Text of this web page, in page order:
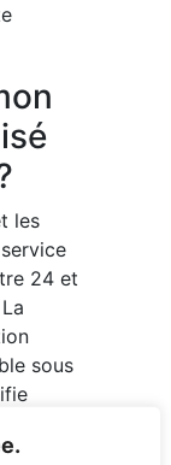
les
24 et
sous